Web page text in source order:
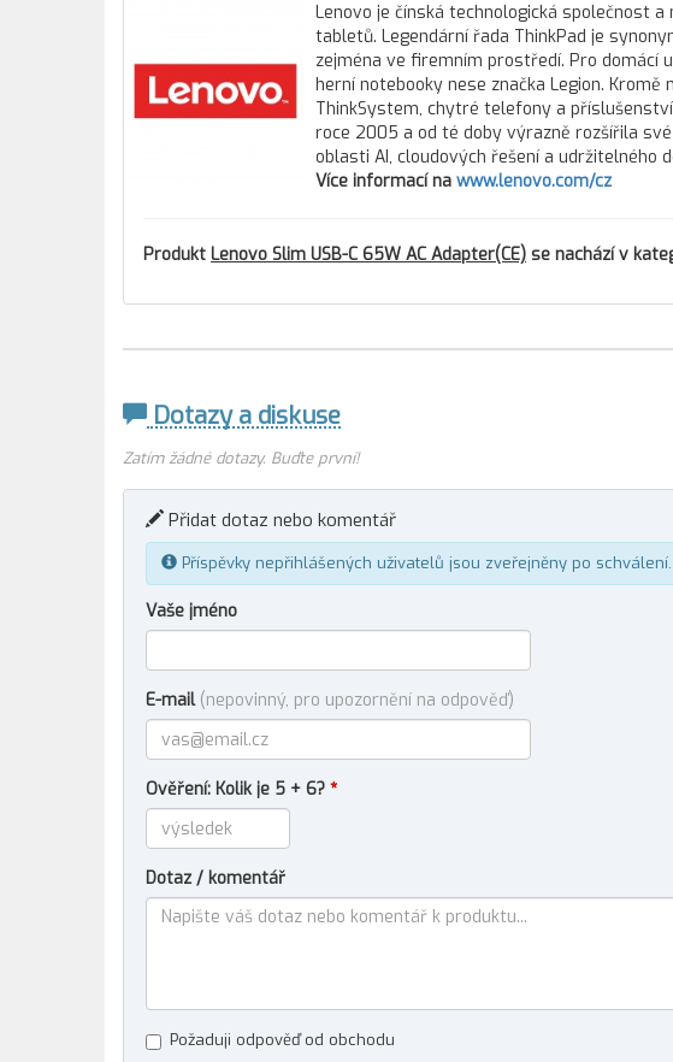
Lenovo je čínská technologická společnost
tabletů. Legendární řada ThinkPad je
zejména ve firemním prostředí. Pro domácí
herní notebooky nese značka Legion.
ThinkSystem, chytré telefony a
roce 2005 a od té doby výrazně rozšířila
oblasti AI, cloudových řešení a udržitelného
Více informací na www.lenovo.com/cz
Produkt Lenovo Slim USB-C 65W AC Adapter(CE) se nachází v
Dotazy a diskuse
Zatím žádné dotazy. Buďte první!
Přidat dotaz nebo komentář
Příspěvky nepřihlášených uživatelů jsou zveřejněny po schválení.
Vaše jméno
E-mail (nepovinný, pro upozornění na odpověď)
Ověření: Kolik je 5 + 6? *
Dotaz / komentář
Požaduji odpověď od obchodu